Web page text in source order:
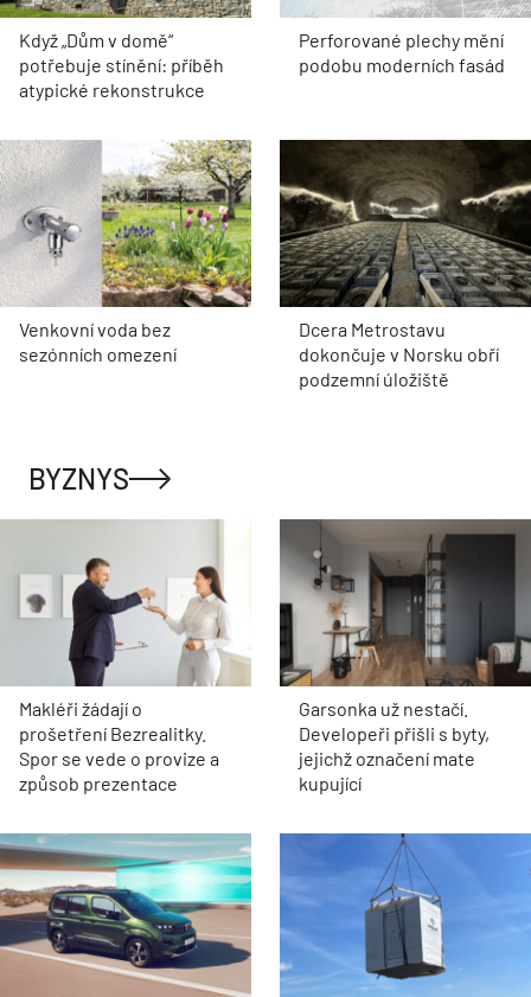
Když „Dům v domě“
potřebuje stínění: příběh
atypické rekonstrukce
Perforované plechy mění
podobu moderních fasád
Venkovní voda bez
sezónních omezení
Dcera Metrostavu
dokončuje v Norsku obří
podzemní úložiště
BYZNYS
Makléři žádají o
prošetření Bezrealitky.
Spor se vede o provize a
způsob prezentace
Garsonka už nestačí.
Developeři přišli s byty,
jejichž označení mate
kupující